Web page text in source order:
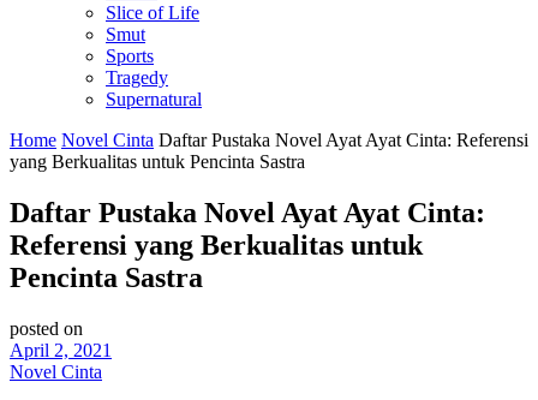
Slice of Life
Smut
Sports
Tragedy
Supernatural
Home Novel Cinta Daftar Pustaka Novel Ayat Ayat Cinta: Referensi
yang Berkualitas untuk Pencinta Sastra
Daftar Pustaka Novel Ayat Ayat Cinta:
Referensi yang Berkualitas untuk
Pencinta Sastra
posted on
April 2, 2021
Novel Cinta